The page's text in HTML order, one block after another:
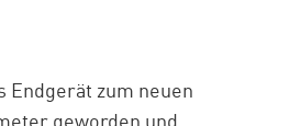
Endgerät zum neuen
geworden und